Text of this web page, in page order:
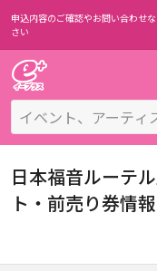
申込内容のご確認やお問い合わせな
さい
日本福音ルーテ
ト・前売り券情報